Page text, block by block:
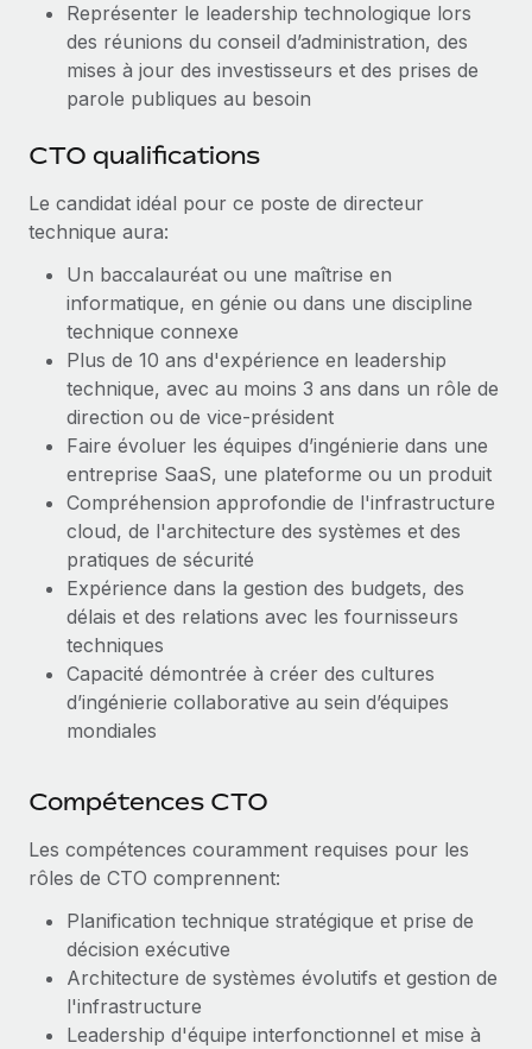
Représenter le leadership technologique lors
des réunions du conseil d’administration, des
mises à jour des investisseurs et des prises de
parole publiques au besoin
CTO qualifications
Le candidat idéal pour ce poste de directeur
technique aura:
Un baccalauréat ou une maîtrise en
informatique, en génie ou dans une discipline
technique connexe
Plus de 10 ans d'expérience en leadership
technique, avec au moins 3 ans dans un rôle de
direction ou de vice-président
Faire évoluer les équipes d’ingénierie dans une
entreprise SaaS, une plateforme ou un produit
Compréhension approfondie de l'infrastructure
cloud, de l'architecture des systèmes et des
pratiques de sécurité
Expérience dans la gestion des budgets, des
délais et des relations avec les fournisseurs
techniques
Capacité démontrée à créer des cultures
d’ingénierie collaborative au sein d’équipes
mondiales
Compétences CTO
Les compétences couramment requises pour les
rôles de CTO comprennent:
Planification technique stratégique et prise de
décision exécutive
Architecture de systèmes évolutifs et gestion de
l'infrastructure
Leadership d'équipe interfonctionnel et mise à